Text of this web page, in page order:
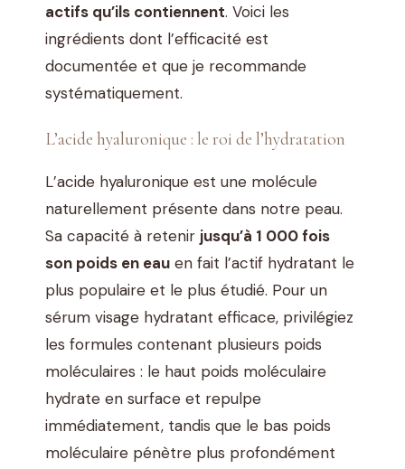
actifs qu’ils contiennent. Voici les
ingrédients dont l’efficacité est
documentée et que je recommande
systématiquement.
L’acide hyaluronique : le roi de l’hydratation
L’acide hyaluronique est une molécule
naturellement présente dans notre peau.
Sa capacité à retenir jusqu’à 1 000 fois
son poids en eau en fait l’actif hydratant le
plus populaire et le plus étudié. Pour un
sérum visage hydratant efficace, privilégiez
les formules contenant plusieurs poids
moléculaires : le haut poids moléculaire
hydrate en surface et repulpe
immédiatement, tandis que le bas poids
moléculaire pénètre plus profondément